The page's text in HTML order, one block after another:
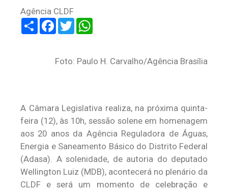
Agência CLDF
ShareFacebook
Twitter
Foto: Paulo H. Carvalho/Agência Brasília
A Câmara Legislativa realiza, na próxima quinta-
feira (12), às 10h, sessão solene em homenagem
aos 20 anos da Agência Reguladora de Águas,
Energia e Saneamento Básico do Distrito Federal
(Adasa). A solenidade, de autoria do deputado
Wellington Luiz (MDB), acontecerá no plenário da
CLDF e será um momento de celebração e